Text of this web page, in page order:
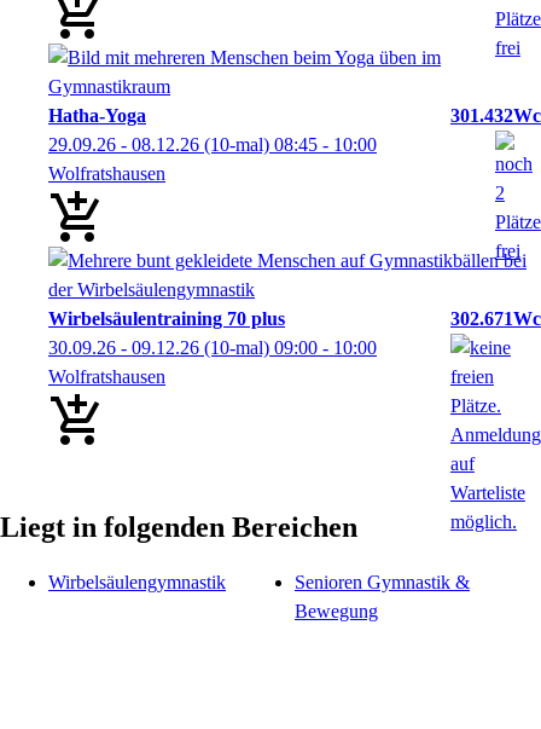
Hatha-Yoga
301.432Wc
29.09.26 - 08.12.26 (10-mal) 08:45 - 10:00
Wolfratshausen
Wirbelsäulentraining 70 plus
302.671Wc
30.09.26 - 09.12.26 (10-mal) 09:00 - 10:00
Wolfratshausen
Liegt in folgenden Bereichen
Wirbelsäulengymnastik
Senioren Gymnastik &
Bewegung